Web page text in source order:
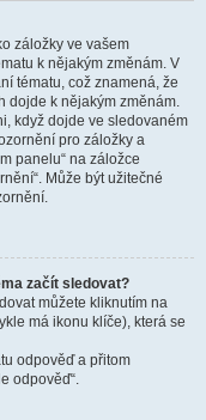
záložky ve vašem
k nějakým změnám. V
tématu, což znamená, že
dojde k nějakým změnám.
když dojde ve sledovaném
pro záložky a
panelu“ na záložce
Může být užitečné
začít sledovat?
můžete kliknutím na
má ikonu klíče), která se
odpověď a přitom
odpověď“.